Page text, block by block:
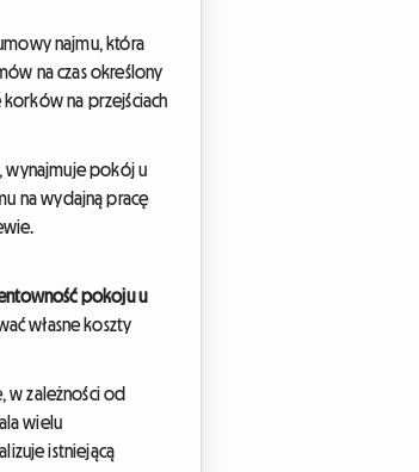
najmu, która
na czas określony
korków na przejściach
wynajmuje pokój u
na wydajną pracę
pokoju u
własne koszty
w zależności od
wielu
istniejącą